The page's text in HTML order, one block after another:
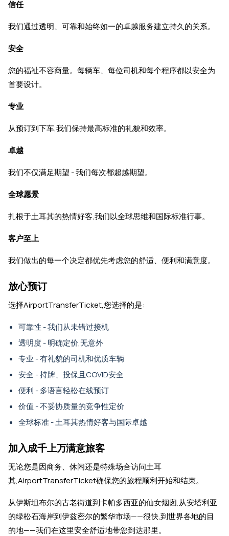
信任
我们通过透明、可靠和始终如一的卓越服务建立持久的关系。
安全
您的福祉不容商量。每辆车、每位司机和每个程序都以安全为
首要设计。
专业
从预订到下车,我们保持最高标准的礼貌和效率。
卓越
我们不仅满足期望 - 我们每次都超越期望。
全球愿景
扎根于土耳其的热情好客,我们以全球思维和国际标准行事。
客户至上
我们做出的每一个决定都优先考虑您的舒适、便利和满意度。
放心预订
选择AirportTransferTicket,您选择的是:
可靠性 - 我们从未错过接机
透明度 - 明确定价,无意外
专业 - 有礼貌的司机和优质车辆
安全 - 持牌、投保且COVID安全
便利 - 多语言轻松在线预订
价值 - 不妥协质量的竞争性定价
全球标准 - 土耳其热情好客与国际卓越
加入成千上万满意旅客
无论您是因商务、休闲还是特殊场合访问土耳
其,AirportTransferTicket确保您的旅程顺利开始和结束。
从伊斯坦布尔的古老街道到卡帕多西亚的仙女烟囱,从安塔利亚
的绿松石海岸到伊兹密尔的繁华市场——很快,到世界各地的目
的地——我们在这里安全舒适地带您到达那里。